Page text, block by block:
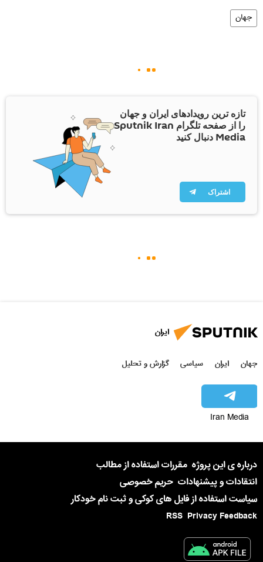
جهان
تازه ترین رویدادهای ایران و جهان
را از صفحه تلگرام Sputnik Iran
Media دنبال کنید
اشتراک
ایران
جهان ایران سیاسی گزارش و تحلیل
Iran Media
درباره ی این پروژه مقررات استفاده از مطالب
انتقادات و پیشنهادات حریم خصوصی
سیاست استفاده از فایل های کوکی و ثبت نام خودکار
Privacy Feedback
RSS